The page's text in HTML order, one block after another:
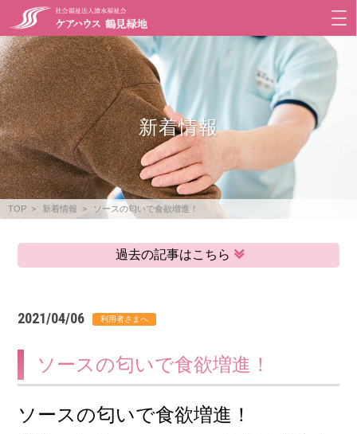
新着情報
TOP 新着情報 ソースの匂いで食欲増進！
過去の記事はこちら
2021/04/06
ソースの匂いで食欲増進！
ソースの匂いで食欲増進！